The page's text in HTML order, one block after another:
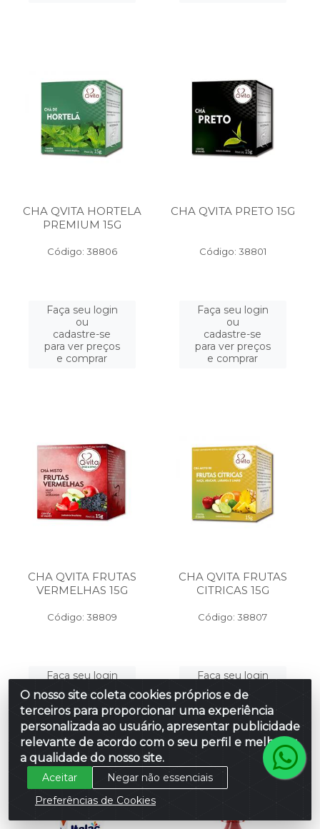
CHA QVITA HORTELA
PREMIUM 15G
Código: 38806
Faça seu login
ou
cadastre-se
para ver preços
e comprar
CHA QVITA PRETO 15G
Código: 38801
Faça seu login
ou
cadastre-se
para ver preços
e comprar
CHA QVITA FRUTAS
VERMELHAS 15G
Código: 38809
Faça seu login
ou
cadastre-se
para ver preços
e comprar
CHA QVITA FRUTAS
CITRICAS 15G
Código: 38807
Faça seu login
ou
cadastre-se
para ver preços
e comprar
O nosso site coleta cookies próprios e de
terceiros para proporcionar uma experiência
personalizada ao usuário, apresentar publicidade
relevante de acordo com o seu perfil e melhorar
a qualidade do nosso site.
Aceitar
Negar não essenciais
Preferências de Cookies